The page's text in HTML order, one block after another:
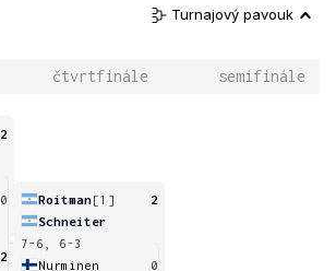
Turnajový pavouk
čtvrtfinále semifinále
2
0
2
Roitman[1]
2
Schneiter
7-6, 6-3
Nurminen
0